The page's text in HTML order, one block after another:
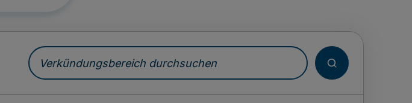
Verkündungsbereich durchsuchen